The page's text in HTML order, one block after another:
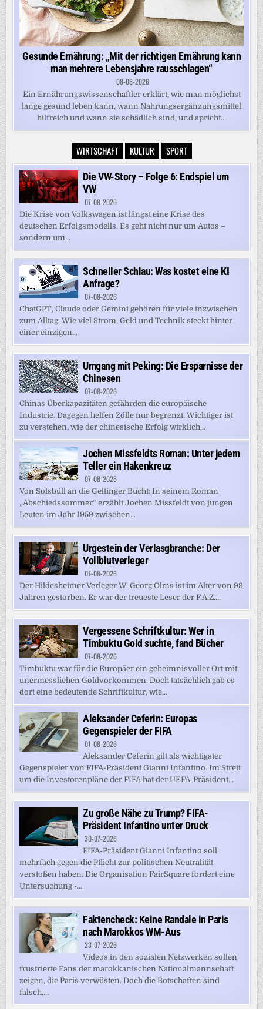
Gesunde Ernährung: „Mit der richtigen Ernährung kann
man mehrere Lebensjahre rausschlagen“
08-08-2026
Ein Ernährungswissenschaftler erklärt, wie man möglichst
lange gesund leben kann, wann Nahrungsergänzungsmittel
hilfreich und wann sie schädlich sind, und spricht...
WIRTSCHAFT KULTUR SPORT
Die VW-Story – Folge 6: Endspiel um
VW
07-08-2026
Die Krise von Volkswagen ist längst eine Krise des
deutschen Erfolgsmodells. Es geht nicht nur um Autos –
sondern um...
Schneller Schlau: Was kostet eine KI
Anfrage?
07-08-2026
ChatGPT, Claude oder Gemini gehören für viele inzwischen
zum Alltag. Wie viel Strom, Geld und Technik steckt hinter
einer einzigen...
Umgang mit Peking: Die Ersparnisse der
Chinesen
07-08-2026
Chinas Überkapazitäten gefährden die europäische
Industrie. Dagegen helfen Zölle nur begrenzt. Wichtiger ist
zu verstehen, wie der chinesische Erfolg wirklich...
Jochen Missfeldts Roman: Unter jedem
Teller ein Hakenkreuz
07-08-2026
Von Solsbüll an die Geltinger Bucht: In seinem Roman
„Abschiedssommer“ erzählt Jochen Missfeldt von jungen
Leuten im Jahr 1959 zwischen...
Urgestein der Verlasgbranche: Der
Vollblutverleger
07-08-2026
Der Hildesheimer Verleger W. Georg Olms ist im Alter von 99
Jahren gestorben. Er war der treueste Leser der F.A.Z....
Vergessene Schriftkultur: Wer in
Timbuktu Gold suchte, fand Bücher
07-08-2026
Timbuktu war für die Europäer ein geheimnisvoller Ort mit
unermesslichen Goldvorkommen. Doch tatsächlich gab es
dort eine bedeutende Schriftkultur, wie...
Aleksander Ceferin: Europas
Gegenspieler der FIFA
01-08-2026
Aleksander Ceferin gilt als wichtigster
Gegenspieler von FIFA-Präsident Gianni Infantino. Im Streit
um die Investorenpläne der FIFA hat der UEFA-Präsident...
Zu große Nähe zu Trump? FIFA-
Präsident Infantino unter Druck
30-07-2026
FIFA-Präsident Gianni Infantino soll
mehrfach gegen die Pflicht zur politischen Neutralität
verstoßen haben. Die Organisation FairSquare fordert eine
Untersuchung -...
Faktencheck: Keine Randale in Paris
nach Marokkos WM-Aus
23-07-2026
Videos in den sozialen Netzwerken sollen
frustrierte Fans der marokkanischen Nationalmannschaft
zeigen, die Paris verwüsten. Doch die Botschaften sind
falsch,...